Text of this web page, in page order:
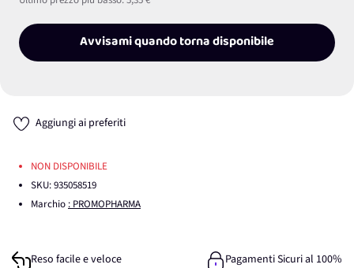
Avvisami quando torna disponibile
Aggiungi ai preferiti
NON DISPONIBILE
SKU:935058519
Marchio : PROMOPHARMA
Reso facile e veloce
Pagamenti Sicuri al 100%